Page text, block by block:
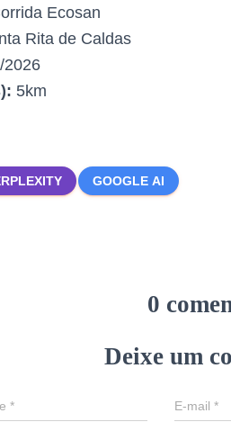
Ecosan
Rita de Caldas
2026
5km
GOOGLE AI
0
Deixe um
* E-mail*